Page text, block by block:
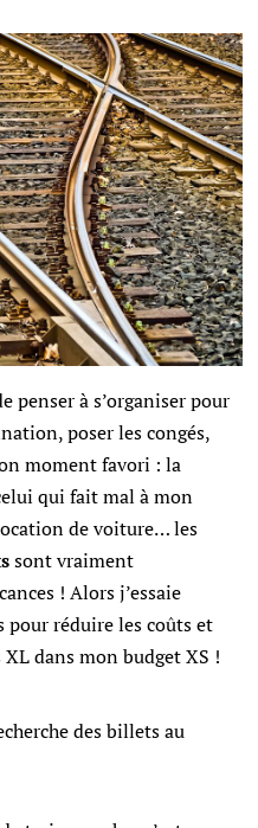
penser à s’organiser pour
poser les congés,
moment favori : la
qui fait mal à mon
de voiture… les
sont vraiment
! Alors j’essaie
pour réduire les coûts et
dans mon budget XS !
des billets au